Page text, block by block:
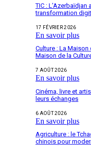
TIC :
transformation
17 FÉVRIER 2026
En savoir plus
Culture : La
Maison de la
7 AOÛT 2026
En savoir plus
Cinéma, livre et
leurs échanges
6 AOÛT 2026
En savoir plus
Agriculture : le
chinois pour